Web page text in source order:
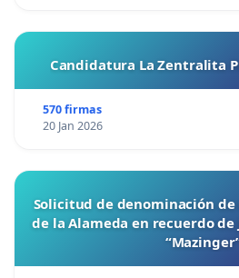
Candidatura La Zentralita
570 firmas
20 Jan 2026
Solicitud de denominación
de la Alameda en recuerdo